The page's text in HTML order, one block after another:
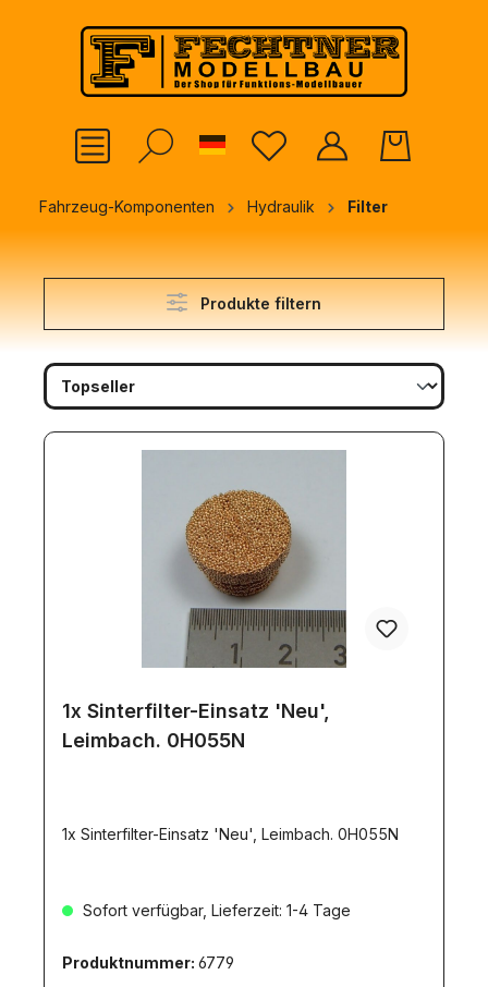
springen
German
Fahrzeug-Komponenten Hydraulik Filter
Produkte filtern
1x Sinterfilter-Einsatz 'Neu',
Leimbach. 0H055N
1x Sinterfilter-Einsatz 'Neu', Leimbach. 0H055N
Sofort verfügbar, Lieferzeit: 1-4 Tage
Produktnummer: 6779